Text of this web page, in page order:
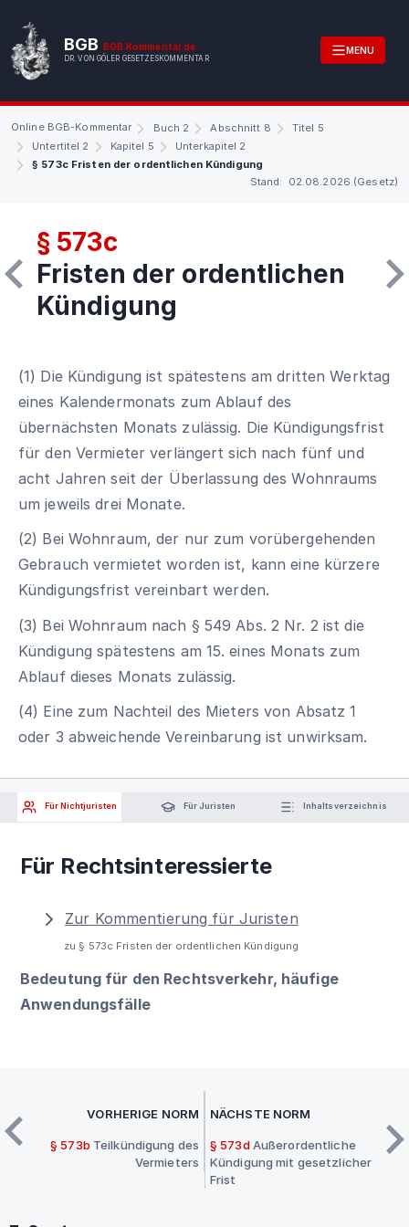
BGB BGB.Kommentar.de
DR. VON GÖLER GESETZESKOMMENTAR
MENU
Online BGB-Kommentar Buch 2 Abschnitt 8
Titel 5
Untertitel 2
Kapitel 5
Unterkapitel 2
§ 573c Fristen der ordentlichen Kündigung
Stand: 02.08.2026 (Gesetz)
§ 573c
Fristen der ordentlichen
Kündigung
(1) Die Kündigung ist spätestens am dritten Werktag
eines Kalendermonats zum Ablauf des
übernächsten Monats zulässig. Die Kündigungsfrist
für den Vermieter verlängert sich nach fünf und
acht Jahren seit der Überlassung des Wohnraums
um jeweils drei Monate.
(2) Bei Wohnraum, der nur zum vorübergehenden
Gebrauch vermietet worden ist, kann eine kürzere
Kündigungsfrist vereinbart werden.
(3) Bei Wohnraum nach § 549 Abs. 2 Nr. 2 ist die
Kündigung spätestens am 15. eines Monats zum
Ablauf dieses Monats zulässig.
(4) Eine zum Nachteil des Mieters von Absatz 1
oder 3 abweichende Vereinbarung ist unwirksam.
Für Nichtjuristen Für Juristen Inhaltsverzeichnis
Für Rechtsinteressierte
Zur Kommentierung für Juristen
zu § 573c Fristen der ordentlichen Kündigung
Bedeutung für den Rechtsverkehr, häufige
Anwendungsfälle
VORHERIGE NORM
§ 573b Teilkündigung des
Vermieters
NÄCHSTE NORM
§ 573d Außerordentliche
Kündigung mit gesetzlicher
Frist